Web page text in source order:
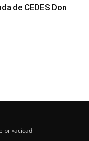
de CEDES Don
privacidad